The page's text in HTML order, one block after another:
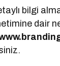
bilgi
dair